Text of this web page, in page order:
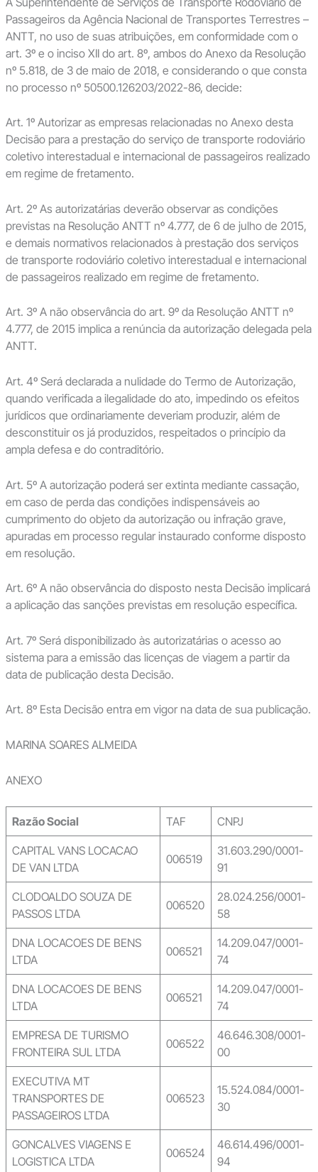
Passageiros da Agência Nacional de Transportes Terrestres –
ANTT, no uso de suas atribuições, em conformidade com o
art. 3º e o inciso XII do art. 8º, ambos do Anexo da Resolução
nº 5.818, de 3 de maio de 2018, e considerando o que consta
no processo nº 50500.126203/2022-86, decide:
Art. 1º Autorizar as empresas relacionadas no Anexo desta
Decisão para a prestação do serviço de transporte rodoviário
coletivo interestadual e internacional de passageiros realizado
em regime de fretamento.
Art. 2º As autorizatárias deverão observar as condições
previstas na Resolução ANTT nº 4.777, de 6 de julho de 2015,
e demais normativos relacionados à prestação dos serviços
de transporte rodoviário coletivo interestadual e internacional
de passageiros realizado em regime de fretamento.
Art. 3º A não observância do art. 9º da Resolução ANTT nº
4.777, de 2015 implica a renúncia da autorização delegada pela
ANTT.
Art. 4º Será declarada a nulidade do Termo de Autorização,
quando verificada a ilegalidade do ato, impedindo os efeitos
jurídicos que ordinariamente deveriam produzir, além de
desconstituir os já produzidos, respeitados o princípio da
ampla defesa e do contraditório.
Art. 5º A autorização poderá ser extinta mediante cassação,
em caso de perda das condições indispensáveis ao
cumprimento do objeto da autorização ou infração grave,
apuradas em processo regular instaurado conforme disposto
em resolução.
Art. 6º A não observância do disposto nesta Decisão implicará
a aplicação das sanções previstas em resolução específica.
Art. 7º Será disponibilizado às autorizatárias o acesso ao
sistema para a emissão das licenças de viagem a partir da
data de publicação desta Decisão.
Art. 8º Esta Decisão entra em vigor na data de sua publicação.
MARINA SOARES ALMEIDA
ANEXO
Razão Social TAF CNPJ
CAPITAL VANS LOCACAO
DE VAN LTDA
006519
31.603.290/0001-
91
CLODOALDO SOUZA DE
PASSOS LTDA
006520
28.024.256/0001-
58
DNA LOCACOES DE BENS
LTDA
006521
14.209.047/0001-
74
DNA LOCACOES DE BENS
LTDA
006521
14.209.047/0001-
74
EMPRESA DE TURISMO
FRONTEIRA SUL LTDA
006522
46.646.308/0001-
00
EXECUTIVA MT
TRANSPORTES DE
PASSAGEIROS LTDA
006523
15.524.084/0001-
30
GONCALVES VIAGENS E
LOGISTICA LTDA
006524
46.614.496/0001-
94